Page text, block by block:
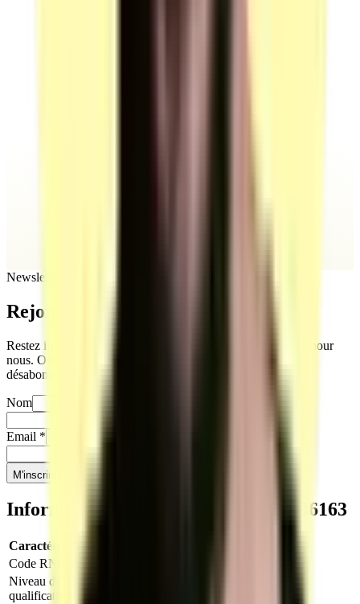
Newsletter
Rejoignez
Restez informés sur notre actualité. Votre vie privée compte pour
nous. On ne partage jamais vos infos, et vous pouvez vous
désabonner quand vous le souhaitez.
Nom
Email *
M'inscrire
Informations clés sur le titre RNCP36163
Caractéristique
Code RNCP
Niveau de
qualification